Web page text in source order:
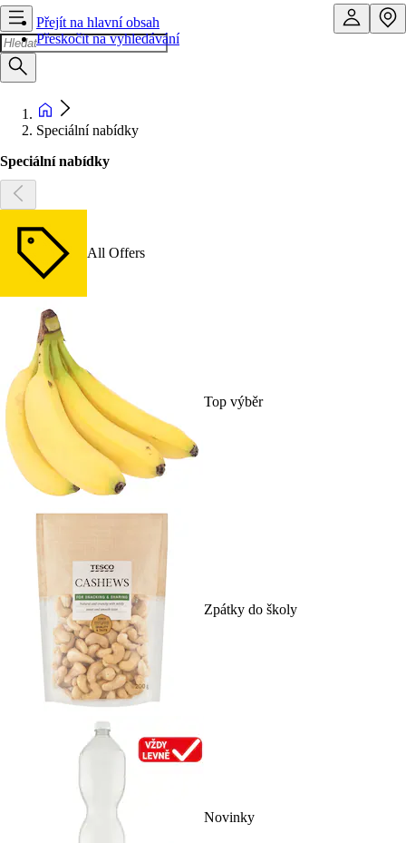
Přejít na hlavní obsah
Přeskočit na vyhledávání
Speciální nabídky
Speciální nabídky
All Offers
Top výběr
Zpátky do školy
Novinky